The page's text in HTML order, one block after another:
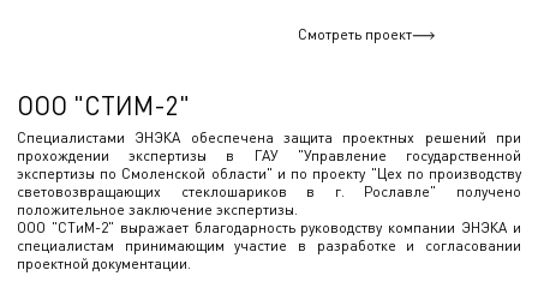
Смотреть проект
ООО "СТИМ-2"
Специалистами ЭНЭКА обеспечена защита проектных решений при
прохождении экспертизы в ГАУ "Управление государственной
экспертизы по Смоленской области" и по проекту "Цех по производству
световозвращающих стеклошариков в г. Рославле" получено
положительное заключение экспертизы.
ООО "СТиМ-2" выражает благодарность руководству компании ЭНЭКА и
специалистам принимающим участие в разработке и согласовании
проектной документации.